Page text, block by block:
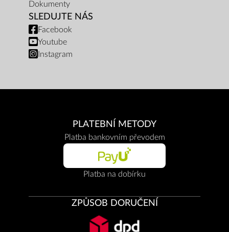
Dokumenty
SLEDUJTE NÁS
Facebook
Youtube
Instagram
PLATEBNÍ METODY
Platba bankovním převodem
Platba na dobírku
ZPŮSOB DORUČENÍ